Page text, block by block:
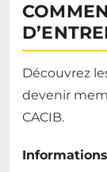
Découvrez
devenir
CACIB.